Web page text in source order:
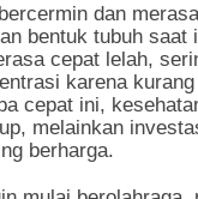
dan
bentuk tubuh saat
cepat lelah,
karena
cepat ini,
melainkan
berharga.